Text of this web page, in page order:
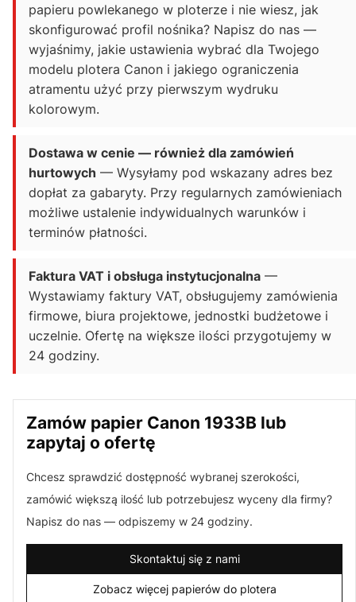
papieru powlekanego w ploterze i nie wiesz, jak
skonfigurować profil nośnika? Napisz do nas —
wyjaśnimy, jakie ustawienia wybrać dla Twojego
modelu plotera Canon i jakiego ograniczenia
atramentu użyć przy pierwszym wydruku
kolorowym.
Dostawa w cenie — również dla zamówień
hurtowych — Wysyłamy pod wskazany adres bez
dopłat za gabaryty. Przy regularnych zamówieniach
możliwe ustalenie indywidualnych warunków i
terminów płatności.
Faktura VAT i obsługa instytucjonalna —
Wystawiamy faktury VAT, obsługujemy zamówienia
firmowe, biura projektowe, jednostki budżetowe i
uczelnie. Ofertę na większe ilości przygotujemy w
24 godziny.
Zamów papier Canon 1933B lub
zapytaj o ofertę
Chcesz sprawdzić dostępność wybranej szerokości,
zamówić większą ilość lub potrzebujesz wyceny dla firmy?
Napisz do nas — odpiszemy w 24 godziny.
Skontaktuj się z nami
Zobacz więcej papierów do plotera